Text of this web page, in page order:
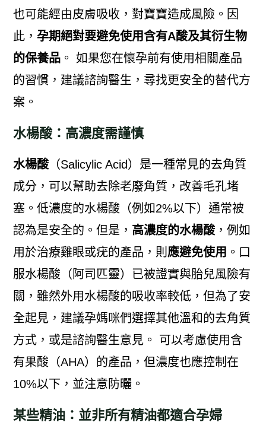
也可能經由皮膚吸收，對寶寶造成風險。因
此， 孕期絕對要避免使用含有A酸及其衍生物
的保養品。 如果您在懷孕前有使用相關產品
的習慣，建議諮詢醫生，尋找更安全的替代方
案。
水楊酸：高濃度需謹慎
水楊酸（Salicylic Acid）是一種常見的去角質
成分，可以幫助去除老廢角質，改善毛孔堵
塞。低濃度的水楊酸（例如2%以下）通常被
認為是安全的。但是， 高濃度的水楊酸，例如
用於治療雞眼或疣的產品，則 應避免使用 。口
服水楊酸（阿司匹靈）已被證實與胎兒風險有
關，雖然外用水楊酸的吸收率較低，但為了安
全起見，建議孕媽咪們選擇其他溫和的去角質
方式，或是諮詢醫生意見。 可以考慮使用含
有果酸（AHA）的產品，但濃度也應控制在
10%以下，並注意防曬。
某些精油：並非所有精油都適合孕婦